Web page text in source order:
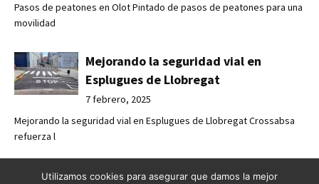
Pasos de peatones en Olot Pintado de pasos de peatones para una
movilidad
Mejorando la seguridad vial en
Esplugues de Llobregat
7 febrero, 2025
Mejorando la seguridad vial en Esplugues de Llobregat Crossabsa
refuerza l
Crossbasa refuerza la seguridad vial
Utilizamos cookies para asegurar que damos la mejor